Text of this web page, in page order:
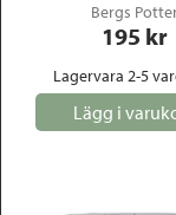
Bergs
195 kr
Lagervara 2-5
Lägg i